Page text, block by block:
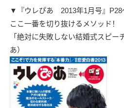
▼『ウレぴあ 2013年1月号』
ここ一番を切り抜けるメソッド！
「絶対に失敗しない結婚式スピ
あ）